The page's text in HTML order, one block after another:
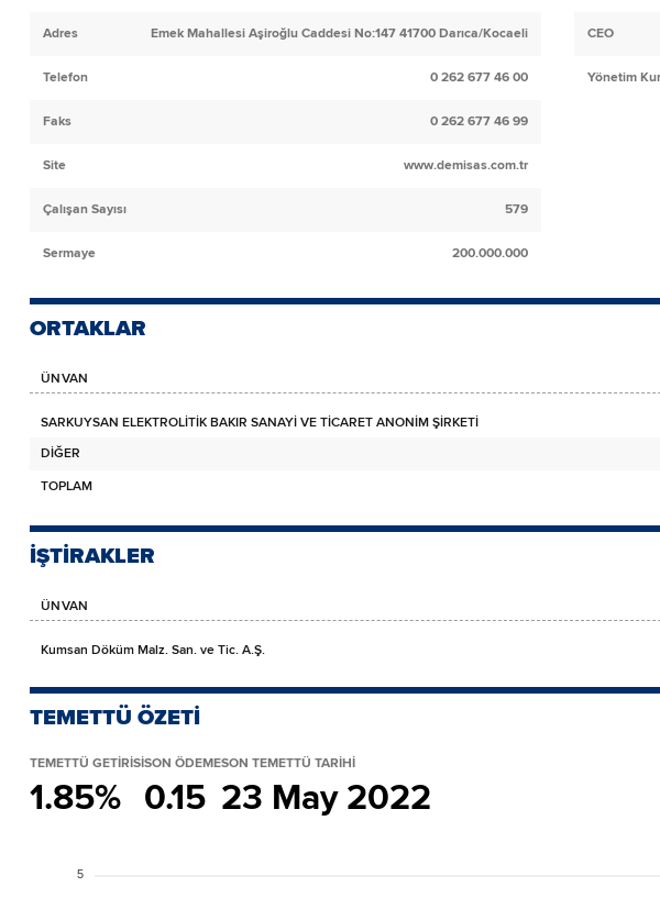
Adres Emek Mahallesi Aşiroğlu Caddesi No:147 41700 Darıca/Kocaeli
Telefon 0 262 677 46 00
Faks 0 262 677 46 99
Site www.demisas.com.tr
Çalışan Sayısı 579
Sermaye 200.000.000
CEO
Yönetim
ORTAKLAR
ÜNVAN
SARKUYSAN ELEKTROLİTİK BAKIR SANAYİ VE TİCARET ANONİM ŞİRKETİ
DİĞER
TOPLAM
İŞTİRAKLER
ÜNVAN
Kumsan Döküm Malz. San. ve Tic. A.Ş.
TEMETTÜ ÖZETİ
TEMETTÜ GETİRİSİ
1.85%
SON ÖDEME
0.15
SON TEMETTÜ TARİHİ
23 May 2022
5